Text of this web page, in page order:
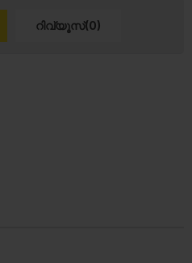
റിവ്യൂസ്(0)